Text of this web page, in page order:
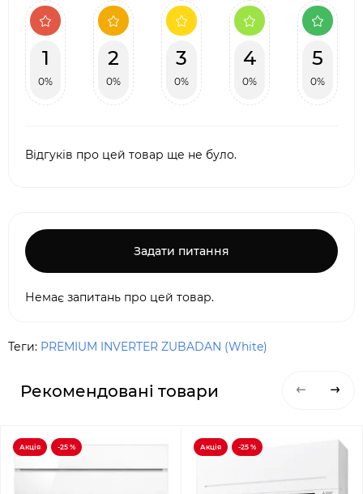
1
0%
2
0%
3
0%
4
0%
5
0%
Відгуків про цей товар ще не було.
Задати питання
Немає запитань про цей товар.
Теги: PREMIUM INVERTER ZUBADAN (White)
Рекомендовані товари
Акція -25 % Акція -25 %